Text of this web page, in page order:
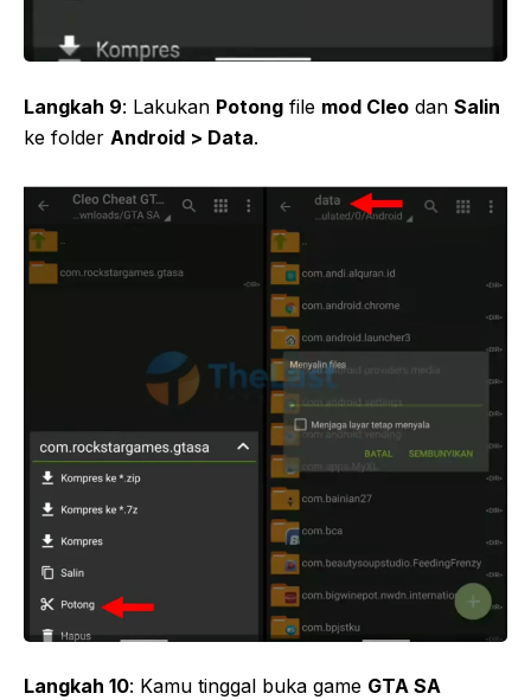
Langkah 9: Lakukan Potong file mod Cleo dan Salin
ke folder Android > Data.
Langkah 10: Kamu tinggal buka game GTA SA